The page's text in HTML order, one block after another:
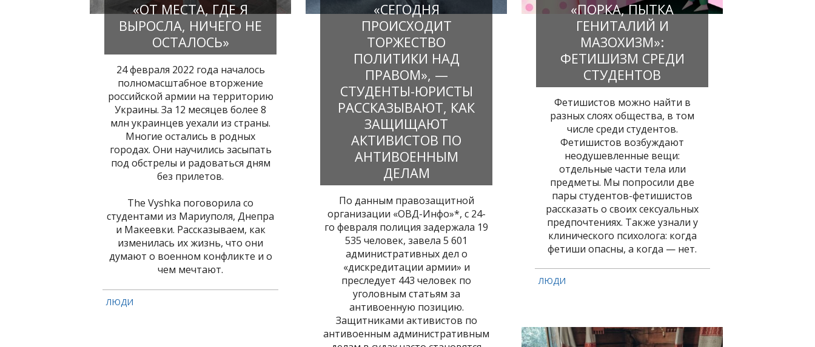
«ОТ МЕСТА, ГДЕ Я
ВЫРОСЛА, НИЧЕГО НЕ
ОСТАЛОСЬ»
24 февраля 2022 года началось
полномасштабное вторжение
российской армии на территорию
Украины. За 12 месяцев более 8
млн украинцев уехали из страны.
Многие остались в родных
городах. Они научились засыпать
под обстрелы и радоваться дням
без прилетов.
The Vyshka поговорила со
студентами из Мариуполя, Днепра
и Макеевки. Рассказываем, как
изменилась их жизнь, что они
думают о военном конфликте и о
чем мечтают.
ЛЮДИ
«СЕГОДНЯ
ПРОИСХОДИТ
ТОРЖЕСТВО
ПОЛИТИКИ НАД
ПРАВОМ», —
СТУДЕНТЫ-ЮРИСТЫ
РАССКАЗЫВАЮТ, КАК
ЗАЩИЩАЮТ
АКТИВИСТОВ ПО
АНТИВОЕННЫМ
ДЕЛАМ
По данным правозащитной
организации «ОВД-Инфо»*, с 24-
го февраля полиция задержала 19
535 человек, завела 5 601
административных дел о
«дискредитации армии» и
преследует 443 человек по
уголовным статьям за
антивоенную позицию.
Защитниками активистов по
антивоенным административным
«ПОРКА, ПЫТКА
ГЕНИТАЛИЙ И
МАЗОХИЗМ»:
ФЕТИШИЗМ СРЕДИ
СТУДЕНТОВ
Фетишистов можно найти в
разных слоях общества, в том
числе среди студентов.
Фетишистов возбуждают
неодушевленные вещи:
отдельные части тела или
предметы. Мы попросили две
пары студентов-фетишистов
рассказать о своих сексуальных
предпочтениях. Также узнали у
клинического психолога: когда
фетиши опасны, а когда — нет.
ЛЮДИ